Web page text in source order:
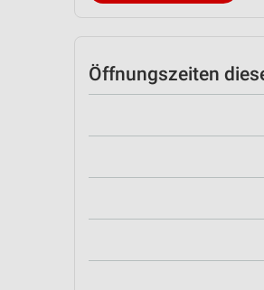
Öffnungszeiten